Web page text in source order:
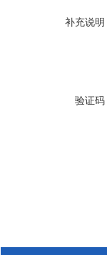
补充说明
验证码